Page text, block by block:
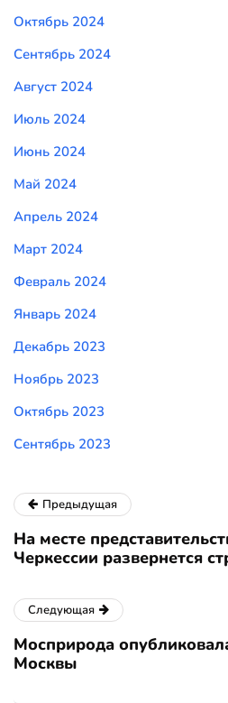
Октябрь 2024
Сентябрь 2024
Август 2024
Июль 2024
Июнь 2024
Май 2024
Апрель 2024
Март 2024
Февраль 2024
Январь 2024
Декабрь 2023
Ноябрь 2023
Октябрь 2023
Сентябрь 2023
Предыдущая
На месте
Черкессии развернется
Следующая
Мосприрода
Москвы